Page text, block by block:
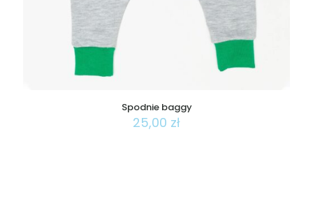
Spodnie baggy
25,00 zł